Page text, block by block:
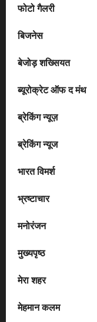
फोटो गैलरी
बिजनेस
बेजोड़ शख्सियत
ब्यूरोक्रेट ऑफ द मंथ
ब्रेकिंग न्यूज़
ब्रेकिंग न्यूज
भारत विमर्श
भ्रष्टाचार
मनोरंजन
मुख्यपृष्ठ
मेरा शहर
मेहमान कलम